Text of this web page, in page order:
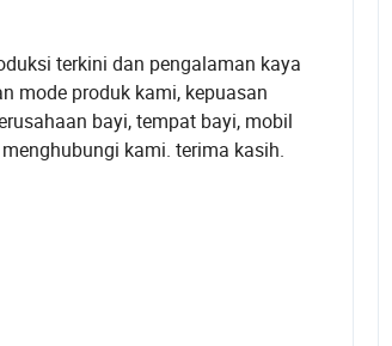
terkini dan pengalaman kaya
mode produk kami, kepuasan
bayi, tempat bayi, mobil
kami. terima kasih.